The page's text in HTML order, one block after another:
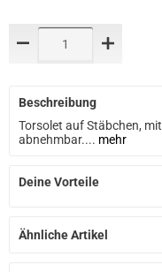
Beschreibung
Torsolet auf Stäbchen,
abnehmbar.... mehr
Deine Vorteile
Ähnliche Artikel